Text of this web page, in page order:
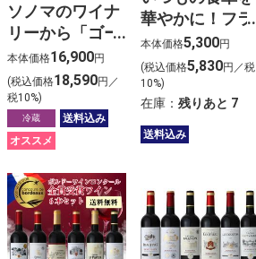
ソノマのワイナ
リーから「ゴー
ルドシュミッ
ト・ヴィンヤー
ズ」の赤ワイン
３本セット
2025年版
本体価格16,900円
(税込価格18,590円／
税10%)
冷蔵
送料込み
オススメ
華やかに！フラ
ンス・イタリア
デイリー赤ワイ
ン６本セット
本体価格5,300円
(税込価格5,830円／税
10%)
在庫：残りあと 7
送料込み